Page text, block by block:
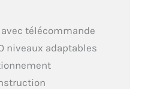
télécommande
niveaux adaptables